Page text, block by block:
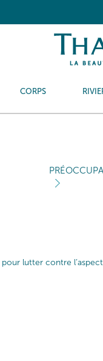
CORPS
lutter contre